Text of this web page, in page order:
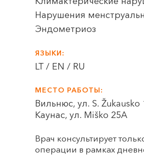
Нарушения
Эндометриоз
ЯЗЫКИ:
LT / EN / RU
МЕСТО РАБОТЫ:
Вильнюс, ул. S. Žukausko
Каунас, ул. Miško 25A
Врач консультирует
операции в рамках